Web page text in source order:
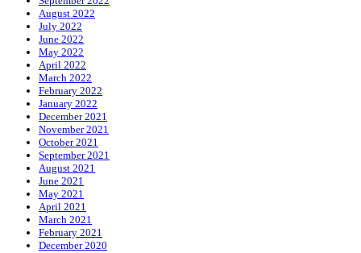
August 2022
July 2022
June 2022
May 2022
April 2022
March 2022
February 2022
January 2022
December 2021
November 2021
October 2021
September 2021
August 2021
June 2021
May 2021
April 2021
March 2021
February 2021
December 2020